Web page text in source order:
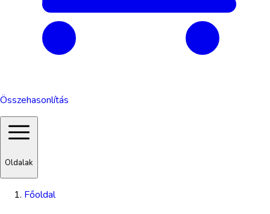
Összehasonlítás
Oldalak
Főoldal